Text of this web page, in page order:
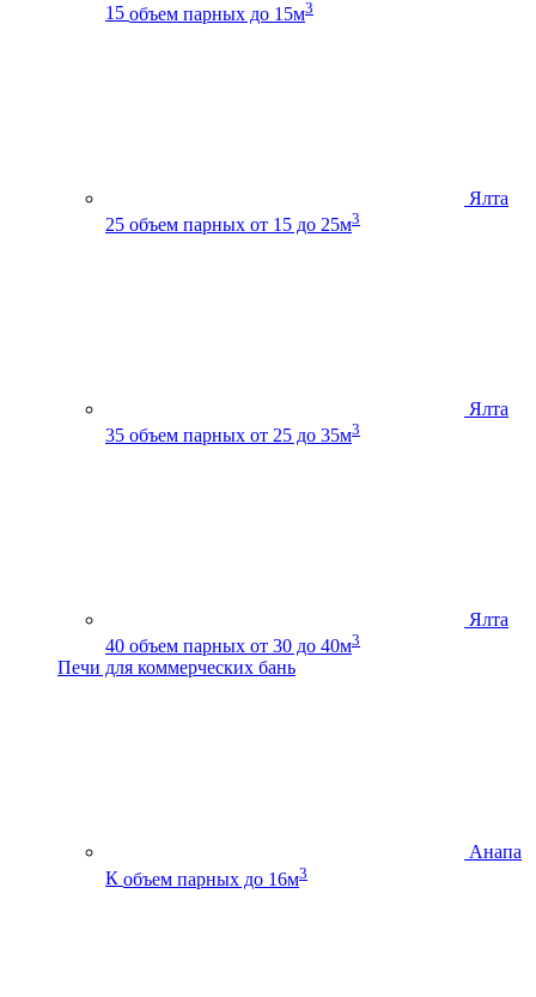
15 объем парных до 15м3
Ялта
25 объем парных от 15 до 25м3
Ялта
35 объем парных от 25 до 35м3
Ялта
40 объем парных от 30 до 40м3
Печи для коммерческих бань
Анапа
К объем парных до 16м3